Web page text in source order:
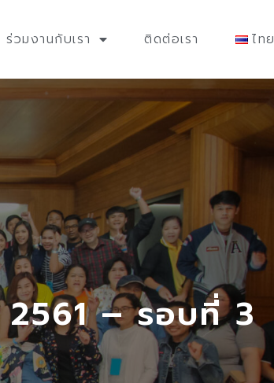
ร่วมงานกับเรา ติดต่อเรา ไทย
– รอบที่ 3